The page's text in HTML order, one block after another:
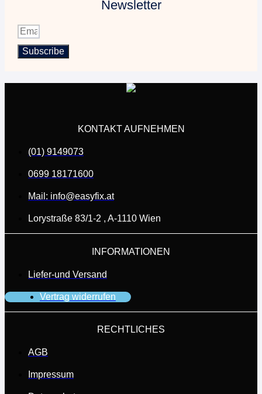
Newsletter
Subscribe
KONTAKT AUFNEHMEN
(01) 9149073
0699 18171600
Mail: info@easyfix.at
Lorystraße 83/1-2 , A-1110 Wien
INFORMATIONEN
Liefer-und Versand
Vertrag widerrufen
RECHTLICHES
AGB
Impressum